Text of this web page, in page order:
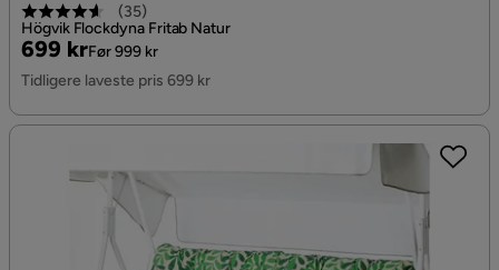
(35)
Högvik Flockdyna Fritab Natur
Pris
699 kr
Original
Pris
Før 999 kr
Tidligere laveste pris 699 kr